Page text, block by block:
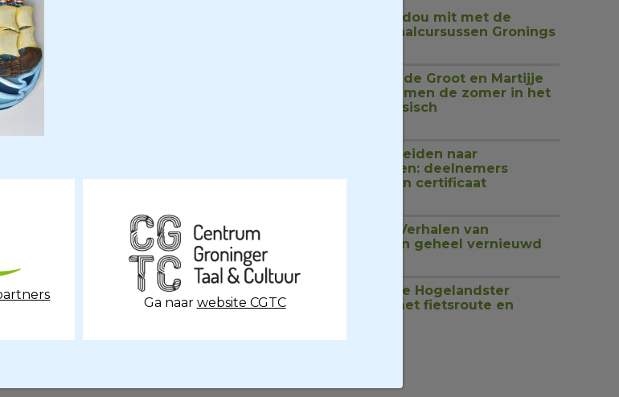
Tou mor, dou mit met de
nieuwe taalcursussen Gronings
Jan Henk de Groot en Martijje
zingen samen de zomer in het
Nedersaksisch
Van rondleiden naar
begeleiden: deelnemers
ontvangen certificaat
Website Verhalen van
Groningen geheel vernieuwd
Ontdek de Hogelandster
molens met fietsroute en
17 juni 2026
Ga naar website CGTC